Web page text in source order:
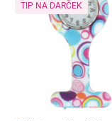
TIP NA DARČEK